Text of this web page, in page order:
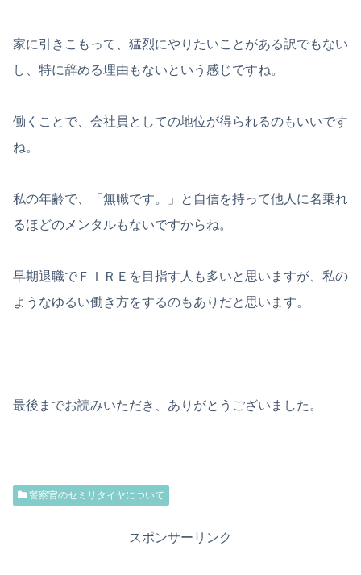
家に引きこもって、猛烈にやりたいことがある訳でもない
し、特に辞める理由もないという感じですね。
働くことで、会社員としての地位が得られるのもいいです
ね。
私の年齢で、「無職です。」と自信を持って他人に名乗れ
るほどのメンタルもないですからね。
早期退職でＦＩＲＥを目指す人も多いと思いますが、私の
ようなゆるい働き方をするのもありだと思います。
最後までお読みいただき、ありがとうございました。
警察官のセミリタイヤについて
スポンサーリンク